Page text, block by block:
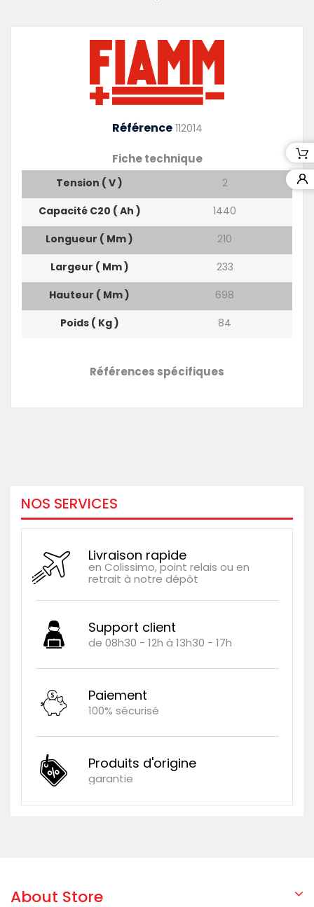
Référence 112014
Fiche technique
Tension ( V )
2
Capacité C20 ( Ah )
1440
Longueur ( Mm )
210
Largeur ( Mm )
233
Hauteur ( Mm )
698
Poids ( Kg )
84
Références spécifiques
NOS SERVICES
Livraison rapide
en Colissimo, point relais ou en
retrait à notre dépôt
Support client
de 08h30 - 12h à 13h30 - 17h
Paiement
100% sécurisé
Produits d'origine
garantie
About Store